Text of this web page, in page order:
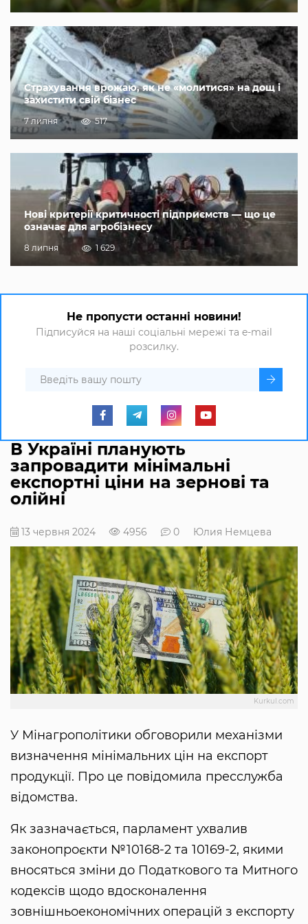
Страхування врожаю, як не «молитися» на дощ і
захистити свій бізнес
7 липня 517
Нові критерії критичності підприємств — що це
означає для агробізнесу
8 липня 1 629
Не пропусти останні новини!
Підписуйся на наші соціальні мережі та e-mail
розсилку.
В Україні планують
запровадити мінімальні
експортні ціни на зернові та
олійні
13 червня 2024 4956 0 Юлия Немцева
Kurkul.com
У Мінагрополітики обговорили механізми
визначення мінімальних цін на експорт
продукції. Про це повідомила пресслужба
відомства.
Як зазначається, парламент ухвалив
законопроєкти №10168-2 та 10169-2, якими
вносяться зміни до Податкового та Митного
кодексів щодо вдосконалення
зовнішньоекономічних операцій з експорту